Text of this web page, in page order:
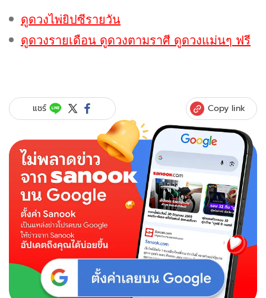
ดูดวงไพ่ยิปซีรายวัน
ดูดวงรายเดือน ดูดวงตามราศี ดูดวงแม่นๆ ฟรี
แชร์ Copy link